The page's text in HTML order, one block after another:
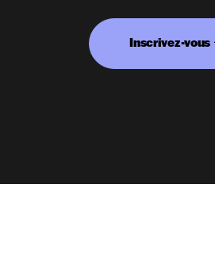
Inscrivez-vous